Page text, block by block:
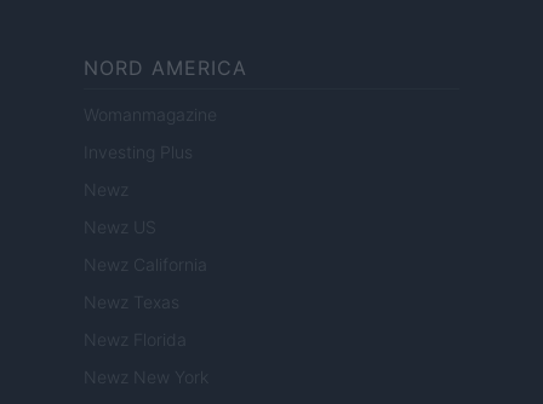
NORD AMERICA
Womanmagazine
Investing Plus
Newz
Newz US
Newz California
Newz Texas
Newz Florida
Newz New York